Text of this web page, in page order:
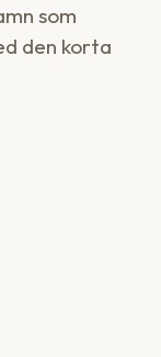
som
den korta